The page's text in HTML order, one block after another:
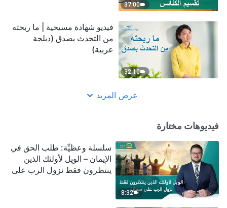
37:00
32:10
فيديو شهادة مسيحية | ما ربحته
من التحدث بصدق (دبلجة
عربية)
عرض المزيد
فيديوهات مختارة
8:32
سلسلة وعظيِّة: طلب الحق في
الإيمان – الويل لأولئك الذين
ينتظرون فقط نزول الرب على